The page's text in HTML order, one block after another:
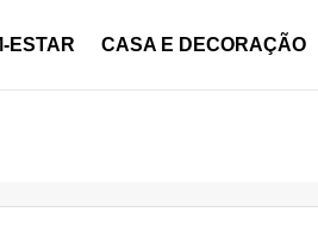
ESTAR CASA E DECORAÇÃO